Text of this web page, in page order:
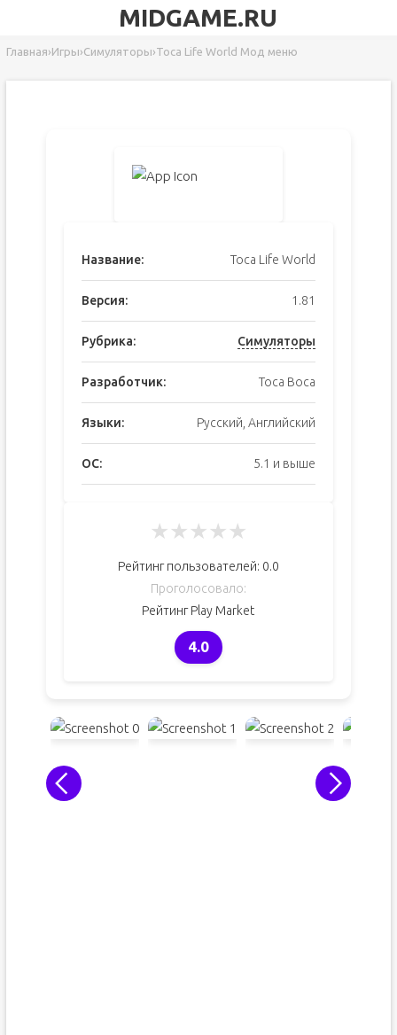
MIDGAME.RU
Главная›Игры›Симуляторы›Toca Life World Мод меню
Название: Toca Life World
Версия: 1.81
Рубрика: Симуляторы
Разработчик: Toca Boca
Языки: Русский, Английский
ОС: 5.1 и выше
★★★★★
Рейтинг пользователей: 0.0
Проголосовало:
Рейтинг Play Market
4.0